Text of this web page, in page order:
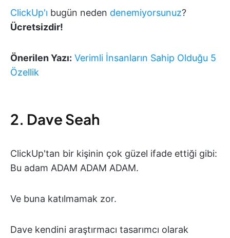
ClickUp'ı bugün neden denemiyorsunuz?
Ücretsizdir!
Önerilen Yazı: Verimli İnsanların Sahip Olduğu 5
Özellik
2. Dave Seah
ClickUp'tan bir kişinin çok güzel ifade ettiği gibi:
Bu adam ADAM ADAM ADAM.
Ve buna katılmamak zor.
Dave kendini araştırmacı tasarımcı olarak